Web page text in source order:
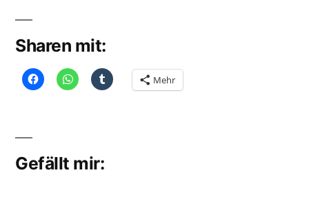
Sharen mit:
Mehr
Gefällt mir: